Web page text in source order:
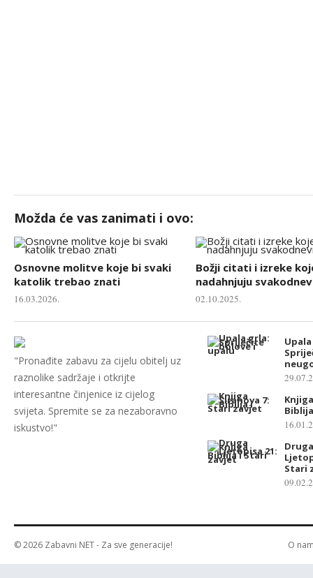
Možda će vas zanimati i ovo:
Osnovne molitve koje bi svaki
katolik trebao znati
16.03.2026.
Božji citati i izreke
nadahnjuju
02.10.2025.
"Pronađite zabavu za cijelu obitelj uz
raznolike sadržaje i otkrijte
interesantne činjenice iz cijelog
svijeta. Spremite se za nezaboravno
iskustvo!"
Stari
© 2026 Zabavni NET- Za sve generacije! O